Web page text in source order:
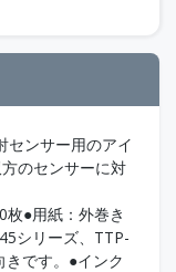
センサー用のアイ
のセンサーに対
●用紙：外巻き
シリーズ、TTP-
です。●インク